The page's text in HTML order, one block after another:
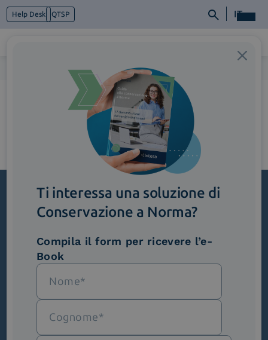
Help Desk QTSP IT
Cosa facciamo
4_Manufacturing
Iscriviti alla newsletter
Novità, iniziative ed eventi dal mondo della
trasformazione digitale.
Scopri InNews
Ti interessa una soluzione di
Conservazione a Norma?
Compila il form per ricevere l’e-
Book